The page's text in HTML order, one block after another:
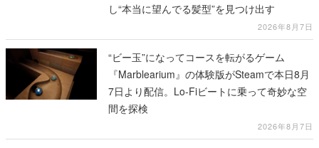
し“本当に望んでる髪型”を見つけ出す
2026年8月7日
“ビー玉”になってコースを転がるゲーム
『Marblearium』の体験版がSteamで本日8月
7日より配信。Lo-Fiビートに乗って奇妙な空
間を探検
2026年8月7日